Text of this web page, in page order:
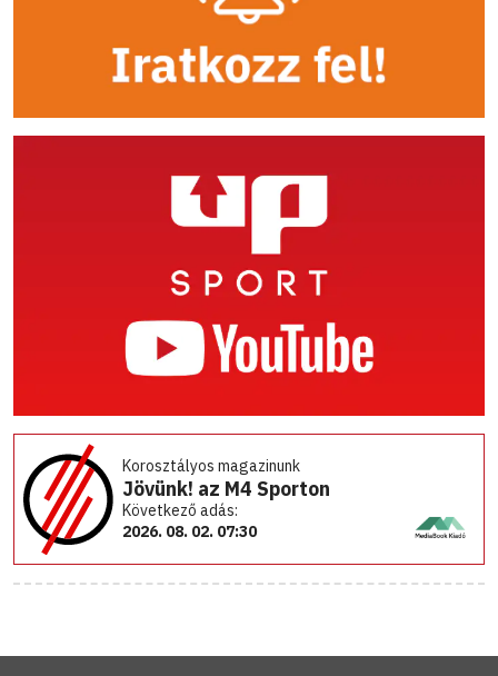
Korosztályos magazinunk
Jövünk! az M4 Sporton
Következő adás:
2026. 08. 02. 07:30